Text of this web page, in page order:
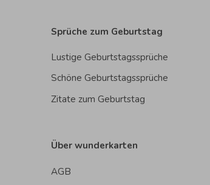
Sprüche zum Geburtstag
Lustige Geburtstagssprüche
Schöne Geburtstagssprüche
Zitate zum Geburtstag
Über wunderkarten
AGB